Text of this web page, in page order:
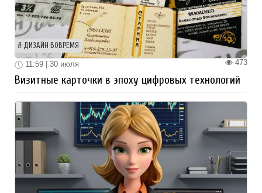
ДИЗАЙН ВОВРЕМЯ
473
11:59 | 30 июля
Визитные карточки в эпоху цифровых технологий